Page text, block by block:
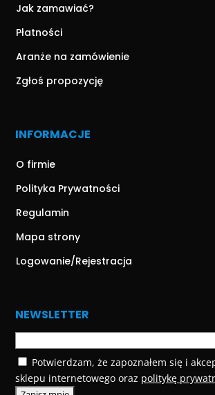
Jak zamawiać?
Płatności
Aranże na zamówienie
Zgłoś propozycję
INFORMACJE
O firmie
Polityka Prywatności
Regulamin
Mapa strony
Logowanie/Rejestracja
NEWSLETTER
Potwierdzam, że zapoznałem się i
sklepu internetowego oraz politykę